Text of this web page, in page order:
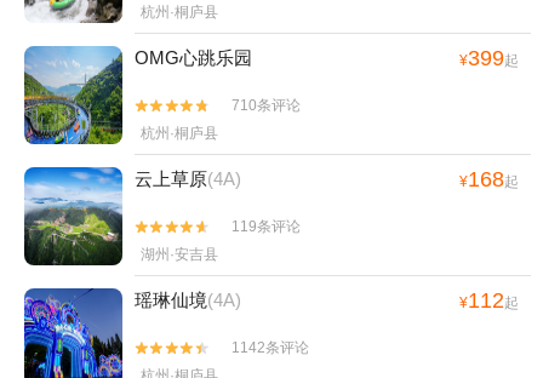
杭州·桐庐县
OMG心跳乐园 ¥399起


710条评论
杭州·桐庐县
云上草原(4A) ¥168起


119条评论
湖州·安吉县
瑶琳仙境(4A) ¥112起


1142条评论